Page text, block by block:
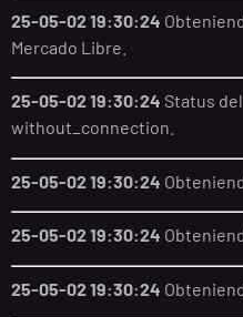
25-05-02 19:30:24
Mercado Libre.
25-05-02 19:30:24 Status
without_connection.
25-05-02 19:30:24
25-05-02 19:30:24
25-05-02 19:30:24